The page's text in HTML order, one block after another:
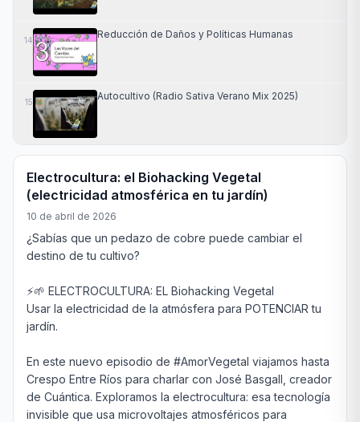
14 Reducción de Daños y Políticas Humanas
15 Autocultivo (Radio Sativa Verano Mix 2025)
Electrocultura: el Biohacking Vegetal
(electricidad atmosférica en tu jardín)
10 de abril de 2026
¿Sabías que un pedazo de cobre puede cambiar el
destino de tu cultivo?
⚡🌱 ELECTROCULTURA: EL Biohacking Vegetal
Usar la electricidad de la atmósfera para POTENCIAR tu
jardín.
En este nuevo episodio de #AmorVegetal viajamos hasta
Crespo Entre Ríos para charlar con José Basgall, creador
de Cuántica. Exploramos la electrocultura: esa tecnología
invisible que usa microvoltajes atmosféricos para